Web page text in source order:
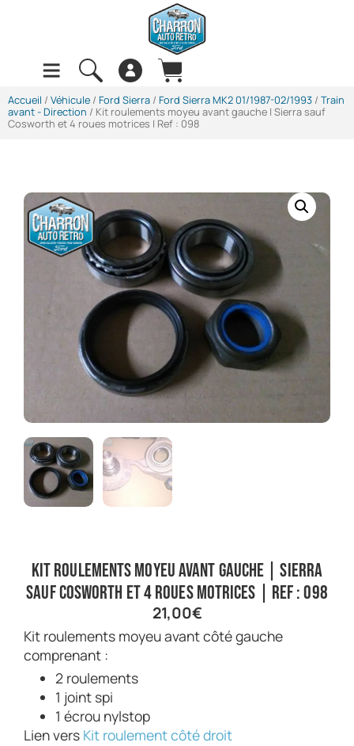
Accueil / Véhicule / Ford Sierra / Ford Sierra MK2 01/1987-02/1993 / Train
avant - Direction / Kit roulements moyeu avant gauche | Sierra sauf
Cosworth et 4 roues motrices | Ref : 098
Kit roulements moyeu avant gauche | Sierra
sauf Cosworth et 4 roues motrices | Ref : 098
21,00€
Kit roulements moyeu avant côté gauche
comprenant :
2 roulements
1 joint spi
1 écrou nylstop
Lien vers Kit roulement côté droit